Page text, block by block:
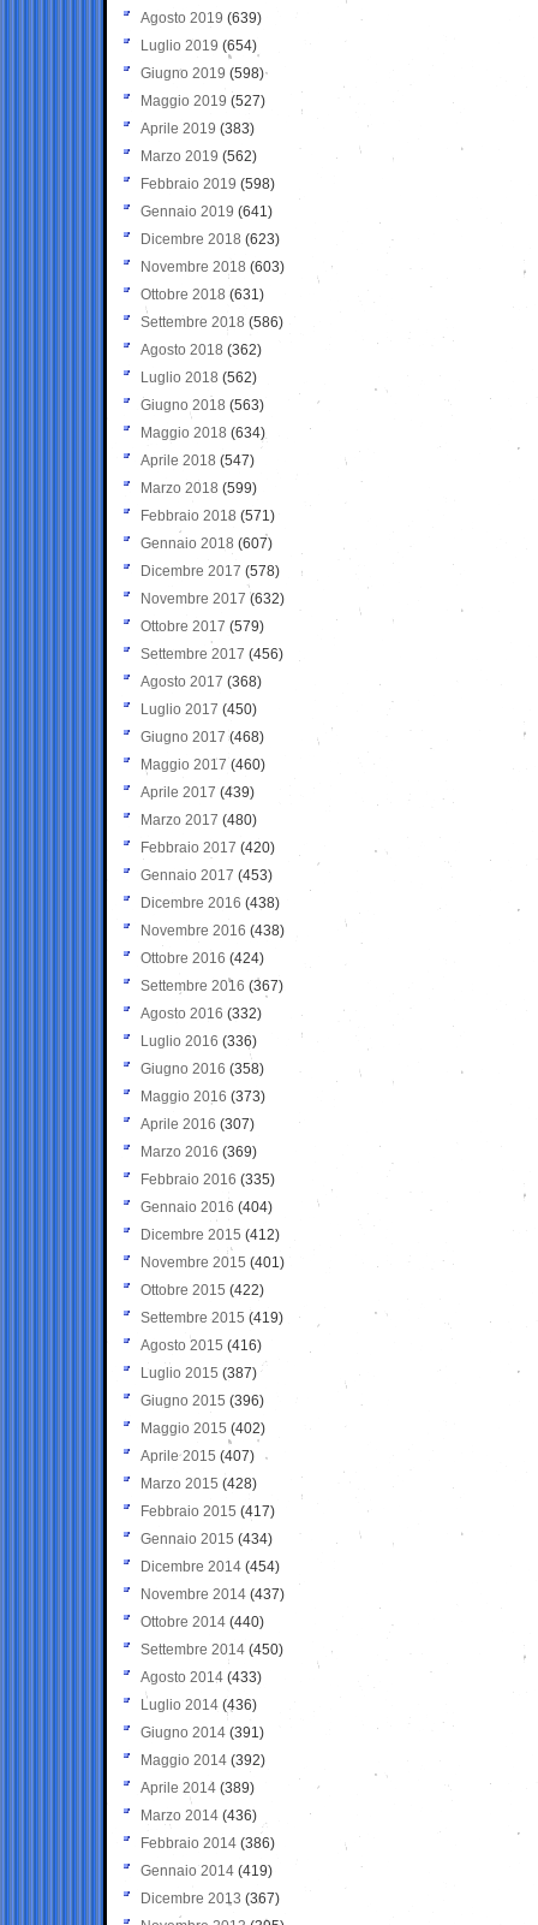
Agosto 2019 (639)
Luglio 2019 (654)
Giugno 2019 (598)
Maggio 2019 (527)
Aprile 2019 (383)
Marzo 2019 (562)
Febbraio 2019 (598)
Gennaio 2019 (641)
Dicembre 2018 (623)
Novembre 2018 (603)
Ottobre 2018 (631)
Settembre 2018 (586)
Agosto 2018 (362)
Luglio 2018 (562)
Giugno 2018 (563)
Maggio 2018 (634)
Aprile 2018 (547)
Marzo 2018 (599)
Febbraio 2018 (571)
Gennaio 2018 (607)
Dicembre 2017 (578)
Novembre 2017 (632)
Ottobre 2017 (579)
Settembre 2017 (456)
Agosto 2017 (368)
Luglio 2017 (450)
Giugno 2017 (468)
Maggio 2017 (460)
Aprile 2017 (439)
Marzo 2017 (480)
Febbraio 2017 (420)
Gennaio 2017 (453)
Dicembre 2016 (438)
Novembre 2016 (438)
Ottobre 2016 (424)
Settembre 2016 (367)
Agosto 2016 (332)
Luglio 2016 (336)
Giugno 2016 (358)
Maggio 2016 (373)
Aprile 2016 (307)
Marzo 2016 (369)
Febbraio 2016 (335)
Gennaio 2016 (404)
Dicembre 2015 (412)
Novembre 2015 (401)
Ottobre 2015 (422)
Settembre 2015 (419)
Agosto 2015 (416)
Luglio 2015 (387)
Giugno 2015 (396)
Maggio 2015 (402)
Aprile 2015 (407)
Marzo 2015 (428)
Febbraio 2015 (417)
Gennaio 2015 (434)
Dicembre 2014 (454)
Novembre 2014 (437)
Ottobre 2014 (440)
Settembre 2014 (450)
Agosto 2014 (433)
Luglio 2014 (436)
Giugno 2014 (391)
Maggio 2014 (392)
Aprile 2014 (389)
Marzo 2014 (436)
Febbraio 2014 (386)
Gennaio 2014 (419)
Dicembre 2013 (367)